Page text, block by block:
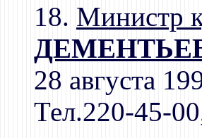
18. Министр
28 августа
Тел.220-45-